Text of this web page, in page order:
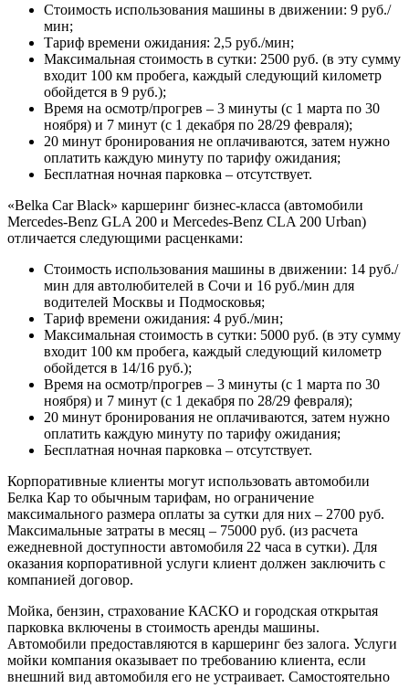
Стоимость использования машины в движении: 9 руб./
мин;
Тариф времени ожидания: 2,5 руб./мин;
Максимальная стоимость в сутки: 2500 руб. (в эту сумму
входит 100 км пробега, каждый следующий километр
обойдется в 9 руб.);
Время на осмотр/прогрев – 3 минуты (с 1 марта по 30
ноября) и 7 минут (с 1 декабря по 28/29 февраля);
20 минут бронирования не оплачиваются, затем нужно
оплатить каждую минуту по тарифу ожидания;
Бесплатная ночная парковка – отсутствует.
«Belka Car Black» каршеринг бизнес-класса (автомобили
Mercedes-Benz GLA 200 и Mercedes-Benz CLA 200 Urban)
отличается следующими расценками:
Стоимость использования машины в движении: 14 руб./
мин для автолюбителей в Сочи и 16 руб./мин для
водителей Москвы и Подмосковья;
Тариф времени ожидания: 4 руб./мин;
Максимальная стоимость в сутки: 5000 руб. (в эту сумму
входит 100 км пробега, каждый следующий километр
обойдется в 14/16 руб.);
Время на осмотр/прогрев – 3 минуты (с 1 марта по 30
ноября) и 7 минут (с 1 декабря по 28/29 февраля);
20 минут бронирования не оплачиваются, затем нужно
оплатить каждую минуту по тарифу ожидания;
Бесплатная ночная парковка – отсутствует.
Корпоративные клиенты могут использовать автомобили
Белка Кар то обычным тарифам, но ограничение
максимального размера оплаты за сутки для них – 2700 руб.
Максимальные затраты в месяц – 75000 руб. (из расчета
ежедневной доступности автомобиля 22 часа в сутки). Для
оказания корпоративной услуги клиент должен заключить с
компанией договор.
Мойка, бензин, страхование КАСКО и городская открытая
парковка включены в стоимость аренды машины.
Автомобили предоставляются в каршеринг без залога. Услуги
мойки компания оказывает по требованию клиента, если
внешний вид автомобиля его не устраивает. Самостоятельно